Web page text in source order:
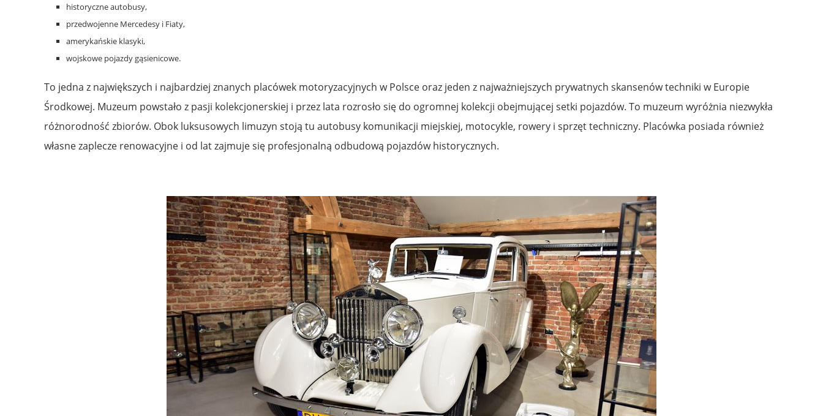
historyczne autobusy,
przedwojenne Mercedesy i Fiaty,
amerykańskie klasyki,
wojskowe pojazdy gąsienicowe.
To jedna z największych i najbardziej znanych placówek motoryzacyjnych w Polsce oraz jeden z najważniejszych prywatnych skansenów techniki w Europie
Środkowej. Muzeum powstało z pasji kolekcjonerskiej i przez lata rozrosło się do ogromnej kolekcji obejmującej setki pojazdów. To muzeum wyróżnia niezwykła
różnorodność zbiorów. Obok luksusowych limuzyn stoją tu autobusy komunikacji miejskiej, motocykle, rowery i sprzęt techniczny. Placówka posiada również
własne zaplecze renowacyjne i od lat zajmuje się profesjonalną odbudową pojazdów historycznych.